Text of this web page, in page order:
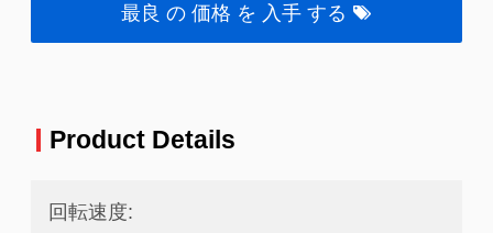
最良 の 価格 を 入手 する
Product Details
回転速度: